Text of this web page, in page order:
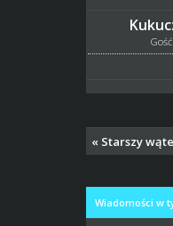
Gość
« Starszy
Wiadomości w